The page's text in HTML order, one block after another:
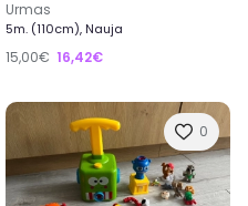
Urmas
5m. (110cm), Nauja
15,00€ 16,42€
0